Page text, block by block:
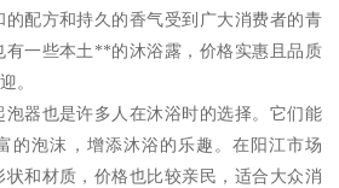
配方和持久的香气受到广大消费者的青
有一些本土**的沐浴露，价格实惠且品质
。
泡器也是许多人在沐浴时的选择。它们能
的泡沫，增添沐浴的乐趣。在阳江市场
状和材质，价格也比较亲民，适合大众消